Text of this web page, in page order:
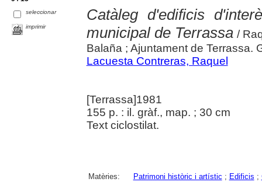
seleccionar
imprimir
Catàleg d'edificis
municipal de Terrassa /
Balaña ; Ajuntament de Terrassa.
Lacuesta Contreras, Raquel
[Terrassa]1981
155 p. : il. gràf., map. ; 30 cm
Text ciclostilat.
Matèries: Patrimoni històric i artístic ; Edificis ;